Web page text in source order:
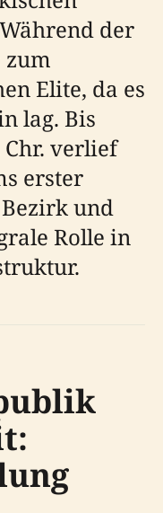
der
zum
Elite, da es
lag. Bis
verlief
erster
und
Rolle in